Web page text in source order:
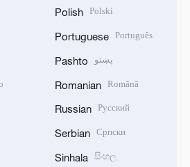
Polish Polski
Portuguese Português
Pashto پښتو
Romanian Română
Russian Русский
Serbian Српски
Sinhala සිංහල